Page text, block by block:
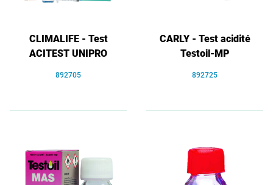
CLIMALIFE - Test
ACITEST UNIPRO
892705
CARLY - Test acidité
Testoil-MP
892725